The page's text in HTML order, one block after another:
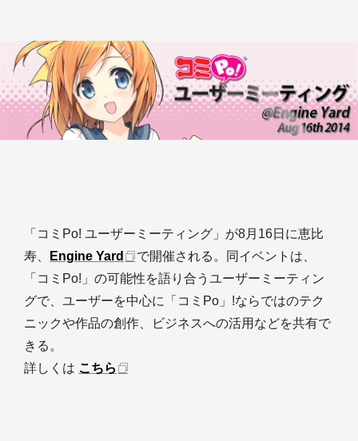
「コミPo! ユーザーミーティング」が8月16日に恵比
寿、
Engine Yard
で開催される。同イベントは、
「コミPo!」の可能性を語り合うユーザーミーティン
グで、ユーザーを中心に「コミPo」!ならではのテク
ニックや作品の創作、ビジネスへの活用などを共有で
きる。
詳しくは こちら